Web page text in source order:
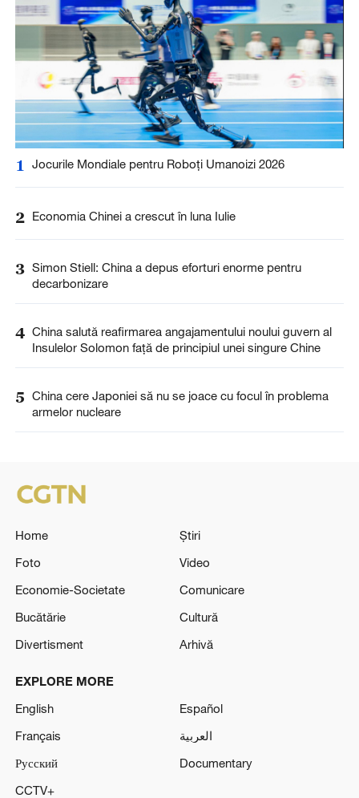
1 Jocurile Mondiale pentru Roboți Umanoizi 2026
2 Economia Chinei a crescut în luna Iulie
3 Simon Stiell: China a depus eforturi enorme pentru
decarbonizare
4 China salută reafirmarea angajamentului noului guvern al
Insulelor Solomon față de principiul unei singure Chine
5 China cere Japoniei să nu se joace cu focul în problema
armelor nucleare
Home
Știri
Foto
Video
Economie-Societate
Comunicare
Bucătărie
Cultură
Divertisment
Arhivă
EXPLORE MORE
English
Español
Français
العربية
Русский
Documentary
CCTV+